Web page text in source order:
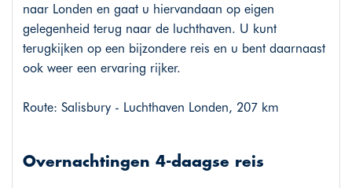
naar Londen en gaat u hiervandaan op eigen
gelegenheid terug naar de luchthaven. U kunt
terugkijken op een bijzondere reis en u bent daarnaast
ook weer een ervaring rijker.
Route: Salisbury - Luchthaven Londen, 207 km
Overnachtingen 4-daagse reis